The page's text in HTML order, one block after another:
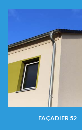
FAÇADIER 52